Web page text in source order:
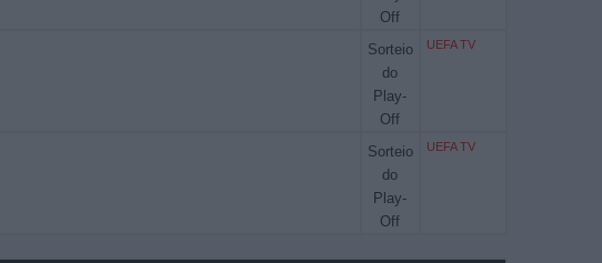
Off
Sorteio
do
Play-
Off
UEFA TV
Sorteio
do
Play-
Off
UEFA TV